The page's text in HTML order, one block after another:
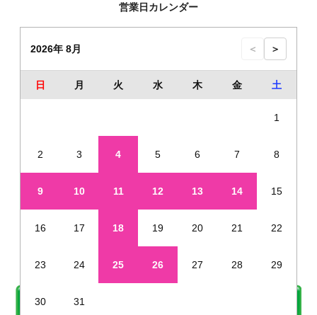
営業日カレンダー
2026年 8月 ＜ ＞
日 月 火 水 木 金 土
1
2 3 4 5 6 7 8
9 10 11 12 13 14 15
16 17 18 19 20 21 22
23 24 25 26 27 28 29
30 31